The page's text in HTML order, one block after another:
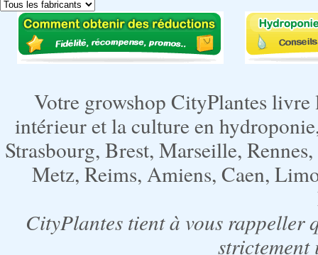
Votre growshop CityPlantes
intérieur et la culture en
Strasbourg, Brest, Marseille,
Metz, Reims, Amiens, Caen,
CityPlantes tient à vous rappeller
strictement